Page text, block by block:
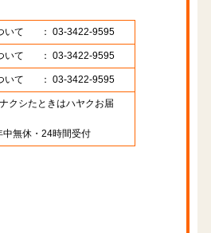
いて ： 03-3422-9595
いて ： 03-3422-9595
いて ： 03-3422-9595
クシたときはハヤクお届
無休・24時間受付